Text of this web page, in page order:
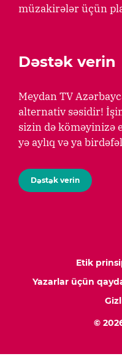
müzakirələr üçün
Dəstək verin
Meydan TV
alternativ səsidir!
sizin də köməyinizə
yə aylıq və ya
Dəstək verin
Etik
Yazarlar üçün
©